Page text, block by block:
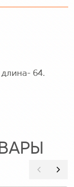
длина- 64.